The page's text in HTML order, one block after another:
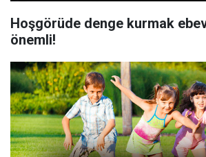
Hoşgörüde denge kurmak
önemli!